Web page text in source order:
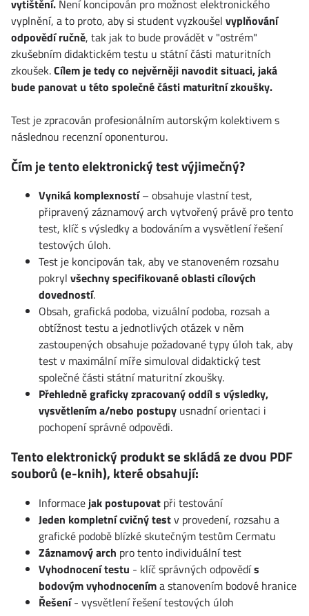
vytištění. Není koncipován pro možnost elektronického
vyplnění, a to proto, aby si student vyzkoušel vyplňování
odpovědí ručně, tak jak to bude provádět v "ostrém"
zkušebním didaktickém testu u státní části maturitních
zkoušek.Cílem je tedy co nejvěrněji navodit situaci, jaká
bude panovat u této společné části maturitní zkoušky.
Test je zpracován profesionálním autorským kolektivem s
následnou recenzní oponenturou.
Čím je tento elektronický test výjimečný?
Vyniká komplexností– obsahuje vlastní test,
připravený záznamový arch vytvořený právě pro tento
test, klíč s výsledky a bodováním a vysvětlení řešení
testových úloh.
Test je koncipován tak, aby ve stanoveném rozsahu
pokryl všechny specifikované oblasti cílových
dovedností.
Obsah, grafická podoba, vizuální podoba, rozsah a
obtížnost testu a jednotlivých otázek v něm
zastoupených obsahuje požadované typy úloh tak, aby
test v maximální míře simuloval didaktický test
společné části státní maturitní zkoušky.
Přehledně graficky zpracovaný oddíl s výsledky,
vysvětlením a/nebo postupy usnadní orientaci i
pochopení správné odpovědi.
Tento elektronický produkt se skládá ze dvou PDF
souborů (e-knih), které obsahují:
Informace jak postupovat při testování
Jeden kompletní cvičný testv provedení, rozsahu a
grafické podobě blízké skutečným testům Cermatu
Záznamový arch pro tento individuální test
Vyhodnocení testu - klíč správných odpovědís
bodovým vyhodnoceníma stanovením bodové hranice
Řešení- vysvětlení řešení testových úloh